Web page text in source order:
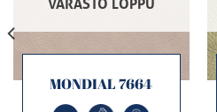
MONDIAL 7664